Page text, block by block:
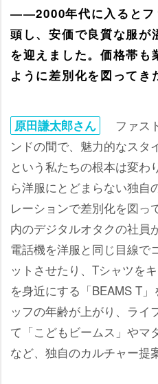
――2000年代に入るとフ
頭し、安価で良質な服が
を迎えました。価格帯も
ように差別化を図ってき
原田謙太郎さん
ファス
ンドの間で、魅力的なスタ
という私たちの根本は変わ
ら洋服にとどまらない独自
レーションで差別化を図っ
内のデジタルオタクの社
電話機を洋服と同じ目線で
ットさせたり、Tシャツを
を身近にする「BEAMS T
ッフの年齢が上がり、ライ
て「こどもビームス」やマ
など、独自のカルチャー提